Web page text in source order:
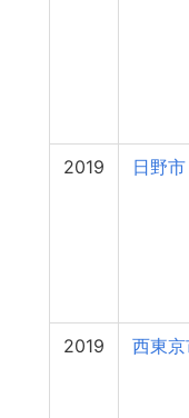
2019 日野市
2019 西東